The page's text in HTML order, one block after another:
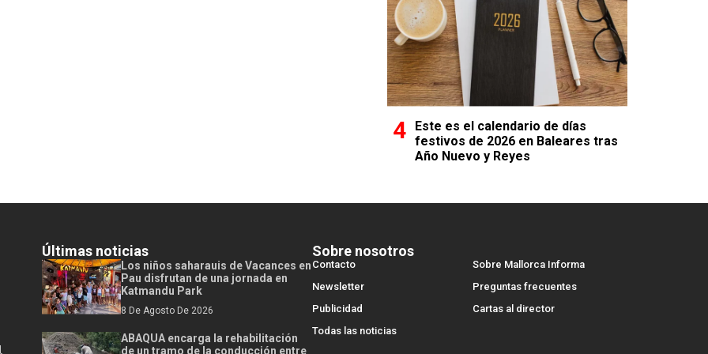
Este es el calendario de días
festivos de 2026 en Baleares tras
Año Nuevo y Reyes
Últimas noticias
Los niños saharauis de Vacances en
Pau disfrutan de una jornada en
Katmandu Park
8 De Agosto De 2026
ABAQUA encarga la rehabilitación
de un tramo de la conducción entre
Sobre nosotros
Contacto
Sobre Mallorca Informa
Newsletter
Preguntas frecuentes
Publicidad
Cartas al director
Todas las noticias